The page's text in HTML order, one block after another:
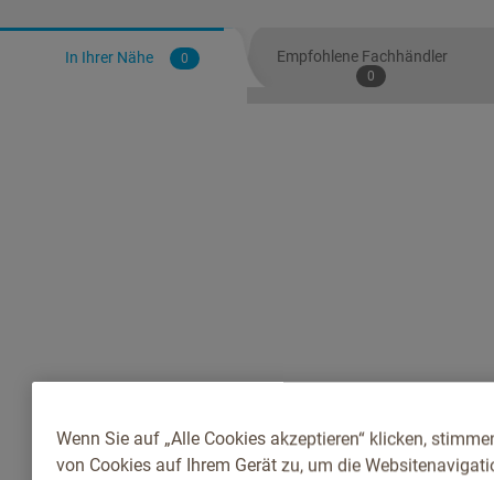
In Ihrer Nähe 0 Empfohlene Fachhändler
0
Wenn Sie auf „Alle Cookies akzeptieren“ klicken,
von Cookies auf Ihrem Gerät zu, um die